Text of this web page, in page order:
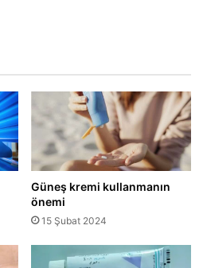
Güneş kremi kullanmanın
önemi
15 Şubat 2024